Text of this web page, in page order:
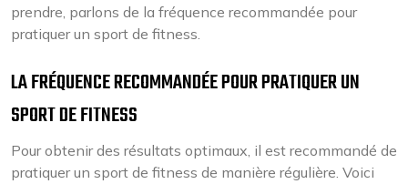
prendre, parlons de la fréquence recommandée pour
pratiquer un sport de fitness.
LA FRÉQUENCE RECOMMANDÉE POUR PRATIQUER UN
SPORT DE FITNESS
Pour obtenir des résultats optimaux, il est recommandé de
pratiquer un sport de fitness de manière régulière. Voici